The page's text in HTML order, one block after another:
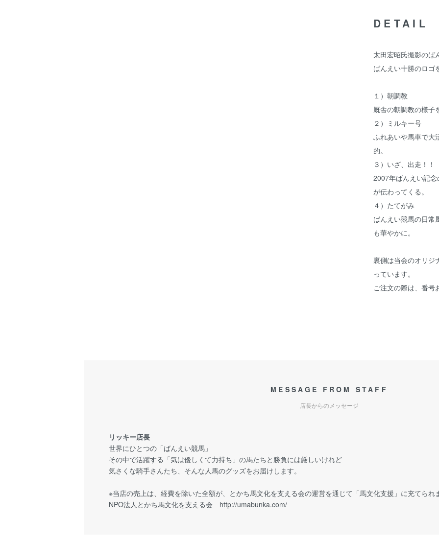
DETAIL
太田宏昭氏撮影のば
ばんえい十勝のロゴ
１）朝調教
厩舎の朝調教の様子
２）ミルキー号
ふれあいや馬車で大
的。
３）いざ、出走！！
2007年ばんえい記
が伝わってくる。
４）たてがみ
ばんえい競馬の日常
も華やかに。
裏側は当会のオリジ
っています。
ご注文の際は、番号
MESSAGE FROM STAFF
店長からのメッセージ
リッキー店長
世界にひとつの「ばんえい競馬」
その中で活躍する「気は優しくて力持ち」の馬たちと勝負には厳しいけれど
気さくな騎手さんたち、そんな人馬のグッズをお届けします。
※当店の売上は、経費を除いた全額が、とかち馬文化を支える会の運営を通じて「馬文化支援」に充てられ
NPO法人とかち馬文化を支える会 http://umabunka.com/